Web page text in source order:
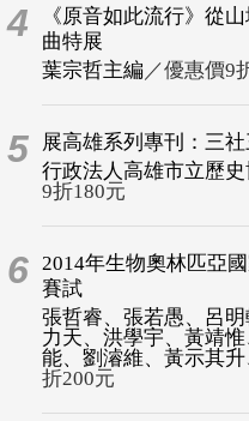
4
《原音如此流行》從
曲特展
葉宗哲主編 ／優惠價9
5
展高雄系列專刊：三
行政法人高雄市立歷
9折180元
6 2014年生物奧林匹亞
賽試
張哲睿、張若愚、呂
力天、洪學宇、黃靖
能、劉濬維、黃示其升
折200元